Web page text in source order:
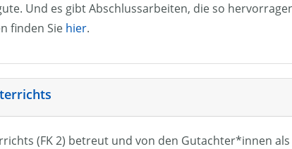
Und es gibt Abschlussarbeiten, die so
finden Sie hier.
(FK 2) betreut und von den Gutachter*innen